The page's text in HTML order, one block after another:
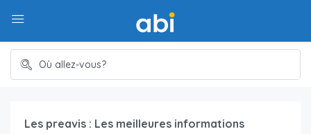
Les preavis : Les meilleures informations